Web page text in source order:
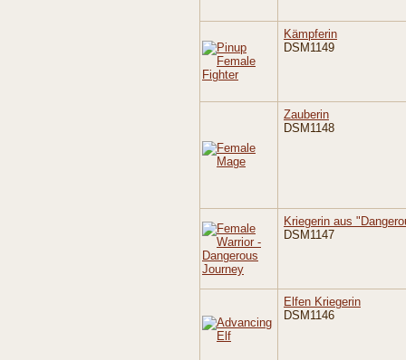
Kämpferin
DSM1149
Zauberin
DSM1148
Kriegerin aus
DSM1147
Elfen Kriegerin
DSM1146